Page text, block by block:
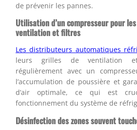
de prévenir les pannes.
Utilisation d’un compresseur pour
ventilation et filtres
Les distributeurs automatiques
leurs grilles de ventilation
régulièrement avec un
l’accumulation de poussière et
d’air optimale, ce qui est
fonctionnement du système de
Désinfection des zones souvent